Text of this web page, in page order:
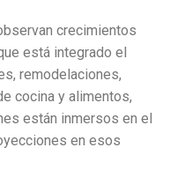
crecimientos
está integrado el
remodelaciones,
cocina y alimentos,
están inmersos en el
en esos